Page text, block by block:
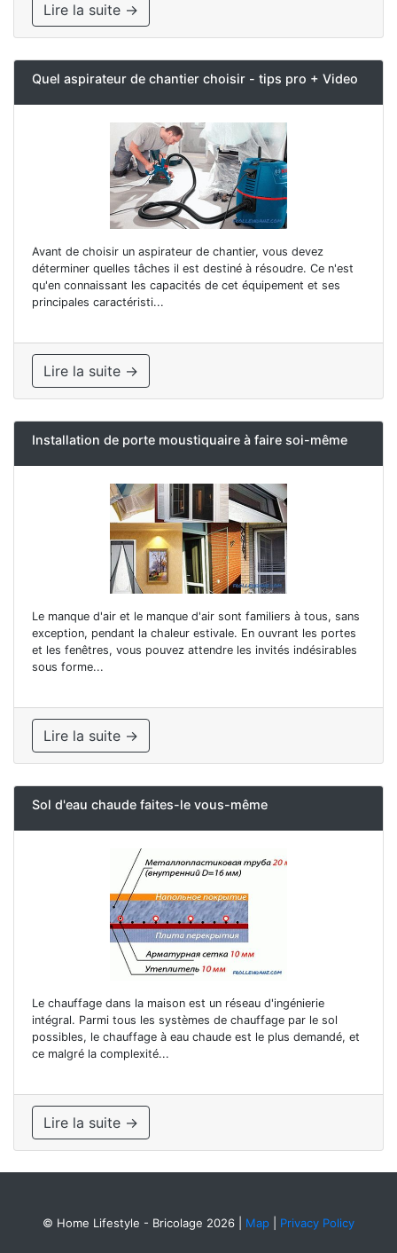
Lire la suite →
Quel aspirateur de chantier choisir - tips pro + Video
Avant de choisir un aspirateur de chantier, vous devez
déterminer quelles tâches il est destiné à résoudre. Ce n'est
qu'en connaissant les capacités de cet équipement et ses
principales caractéristi...
Lire la suite →
Installation de porte moustiquaire à faire soi-même
Le manque d'air et le manque d'air sont familiers à tous, sans
exception, pendant la chaleur estivale. En ouvrant les portes
et les fenêtres, vous pouvez attendre les invités indésirables
sous forme...
Lire la suite →
Sol d'eau chaude faites-le vous-même
Le chauffage dans la maison est un réseau d'ingénierie
intégral. Parmi tous les systèmes de chauffage par le sol
possibles, le chauffage à eau chaude est le plus demandé, et
ce malgré la complexité...
Lire la suite →
© Home Lifestyle - Bricolage 2026 Map Privacy Policy